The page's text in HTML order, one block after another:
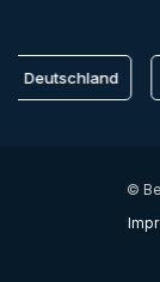
Deutschland
©